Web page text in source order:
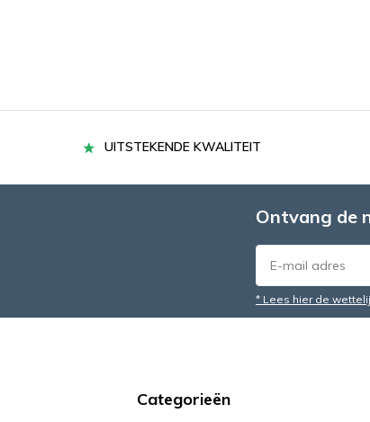
UITSTEKENDE KWALITEIT
Ontvang de
* Lees hier de
Categorieën